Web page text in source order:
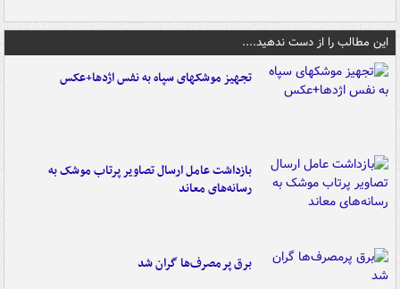
این مطالب را از دست ندهید....
تجهیز موشکهای سپاه به نفس اژدها+عکس
بازداشت عامل ارسال تصاویر پرتاب موشک به
رسانه‌های معاند
برق پرمصرف‌ها گران شد